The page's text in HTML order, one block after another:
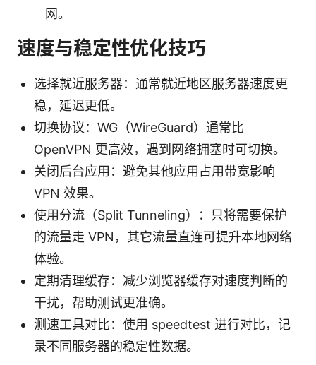
网。
速度与稳定性优化技巧
选择就近服务器：通常就近地区服务器速度更
稳，延迟更低。
切换协议：WG（WireGuard）通常比
OpenVPN 更高效，遇到网络拥塞时可切换。
关闭后台应用：避免其他应用占用带宽影响
VPN 效果。
使用分流（Split Tunneling）：只将需要保护
的流量走 VPN，其它流量直连可提升本地网络
体验。
定期清理缓存：减少浏览器缓存对速度判断的
干扰，帮助测试更准确。
测速工具对比：使用 speedtest 进行对比，记
录不同服务器的稳定性数据。